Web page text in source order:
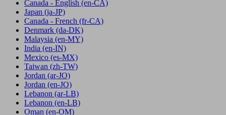
Canada - English (en-CA)
Japan (ja-JP)
Canada - French (fr-CA)
Denmark (da-DK)
Malaysia (en-MY)
India (en-IN)
Mexico (es-MX)
Taiwan (zh-TW)
Jordan (ar-JO)
Jordan (en-JO)
Lebanon (ar-LB)
Lebanon (en-LB)
Oman (en-OM)